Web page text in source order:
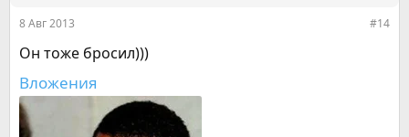
8 Авг 2013 #14
Он тоже бросил)))
Вложения